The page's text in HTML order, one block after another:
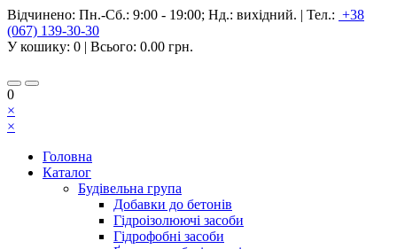
Відчинено: Пн.-Сб.: 9:00 - 19:00; Нд.: вихідний. | Тел.: +38
(067) 139-30-30
У кошику: 0 | Всього: 0.00 грн.
0
×
×
Головна
Каталог
Будівельна група
Добавки до бетонів
Гідроізолюючі засоби
Гідрофобні засоби